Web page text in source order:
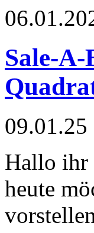
Sale-
09.01.25
Hallo ihr
heute